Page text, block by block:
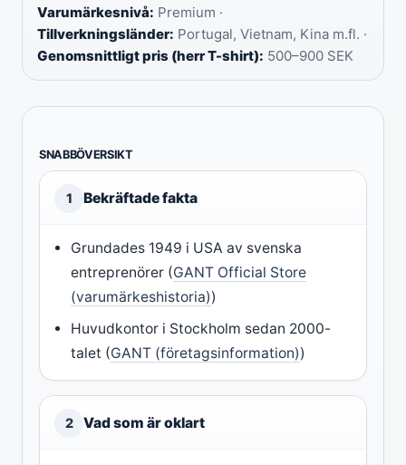
Varumärkesnivå: Premium ·
Tillverkningsländer: Portugal, Vietnam, Kina m.fl. ·
Genomsnittligt pris (herr T-shirt): 500–900 SEK
SNABBÖVERSIKT
1 Bekräftade fakta
Grundades 1949 i USA av svenska
entreprenörer (GANT Official Store
(varumärkeshistoria))
Huvudkontor i Stockholm sedan 2000-
talet (GANT (företagsinformation))
2 Vad som är oklart